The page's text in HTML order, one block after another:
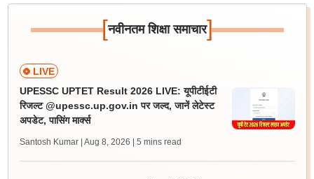
[नवीनतम शिक्षा समाचार]
LIVE
UPESSC UPTET Result 2026 LIVE: यूपीटीईटी
रिजल्ट @upessc.up.gov.in पर जल्द, जानें लेटेस्ट
अपडेट, पासिंग मार्क्स
Santosh Kumar | Aug 8, 2026 | 5 mins read